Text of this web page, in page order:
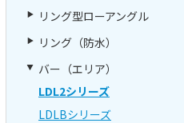
リング型ローアングル
リング（防水）
バー（エリア）
LDL2シリーズ
LDLBシリーズ